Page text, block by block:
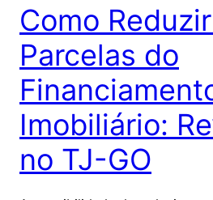
Como
Parcelas do
Imobiliário:
no TJ-GO